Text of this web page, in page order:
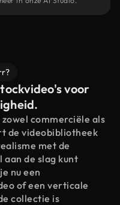
voor
commerciële als
de videobibliotheek
met de
de slag kunt
nu een
of een verticale
collectie is